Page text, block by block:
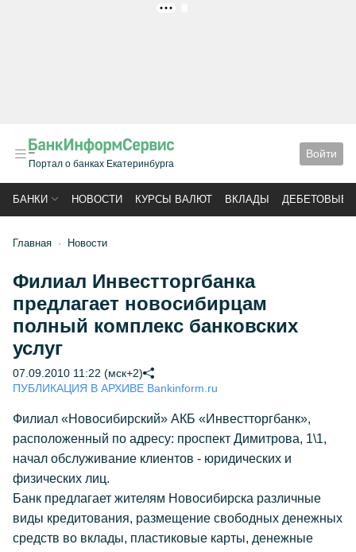
Портал о банках Екатеринбурга
Войти
БАНКИ НОВОСТИ КУРСЫ ВАЛЮТ ВКЛАДЫ ДЕБЕТОВЫЕ
Главная Новости
Филиал Инвестторгбанка
предлагает новосибирцам
полный комплекс банковских
услуг
07.09.2010 11:22 (мск+2)
ПУБЛИКАЦИЯ В АРХИВЕ Bankinform.ru
Филиал «Новосибирский» АКБ «Инвестторгбанк»,
расположенный по адресу: проспект Димитрова, 1\1,
начал обслуживание клиентов - юридических и
физических лиц.
Банк предлагает жителям Новосибирска различные
виды кредитования, размещение свободных денежных
средств во вклады, пластиковые карты, денежные